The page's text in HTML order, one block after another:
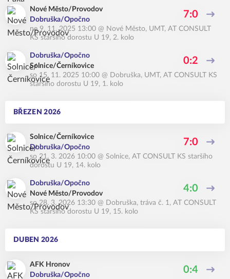
Nové Město/Provodov
Dobruška/Opočno
7:0
ne 9. 11. 2025 13:00 @ Nové Město, UMT , AT CONSULT
KS staršího dorostu U 19, 2. kolo
Dobruška/Opočno
Solnice/Černíkovice
0:2
so 15. 11. 2025 10:00 @ Dobruška, UMT , AT CONSULT KS
staršího dorostu U 19, 1. kolo
BŘEZEN 2026
Solnice/Černíkovice
Dobruška/Opočno
7:0
so 21. 3. 2026 10:00 @ Solnice, AT CONSULT KS staršího
dorostu U 19, 14. kolo
Dobruška/Opočno
Nové Město/Provodov
4:0
so 28. 3. 2026 13:30 @ Dobruška, tráva č. 1, AT CONSULT
KS staršího dorostu U 19, 15. kolo
DUBEN 2026
AFK Hronov
Dobruška/Opočno
0:4